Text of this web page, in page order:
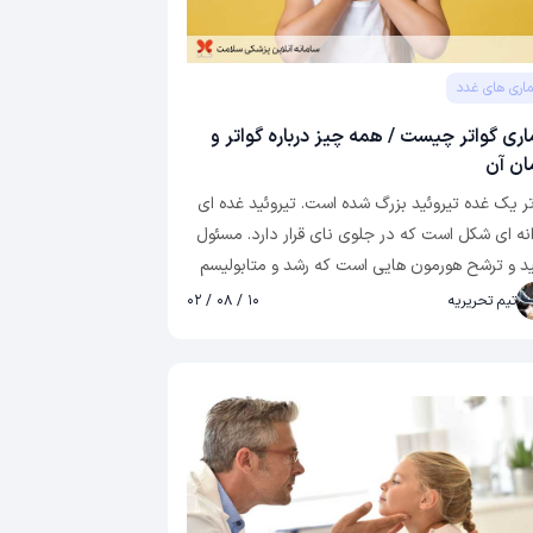
های غدد
گواتر چیست / همه چیز درباره گواتر و
آن
یک غده تیروئید بزرگ شده است. تیروئید غده ای
ای شکل است که در جلوی نای قرار دارد. مسئول
و ترشح هورمون هایی است که رشد و متابولیسم
می کنند. گواتر ممکن است بزرگ شدن کلی
باشد یا ممکن است نتیجه رشد نامنظم سلولی
تیم تحریریه ۱۰ / ۰۸ / ۰۲